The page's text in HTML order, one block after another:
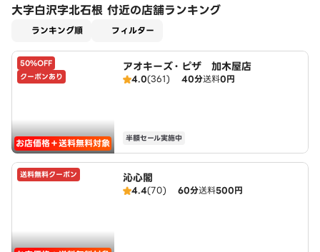
大字白沢字北石根 付近の店舗ランキング
ランキング順 フィルター
50%OFF
クーポンあり
お店価格＋送料無料対象
アオキーズ・ピザ 加木屋店
4.0(361) 40分送料0円
半額セール実施中
送料無料クーポン 沁心閣
4.4(70) 60分送料500円